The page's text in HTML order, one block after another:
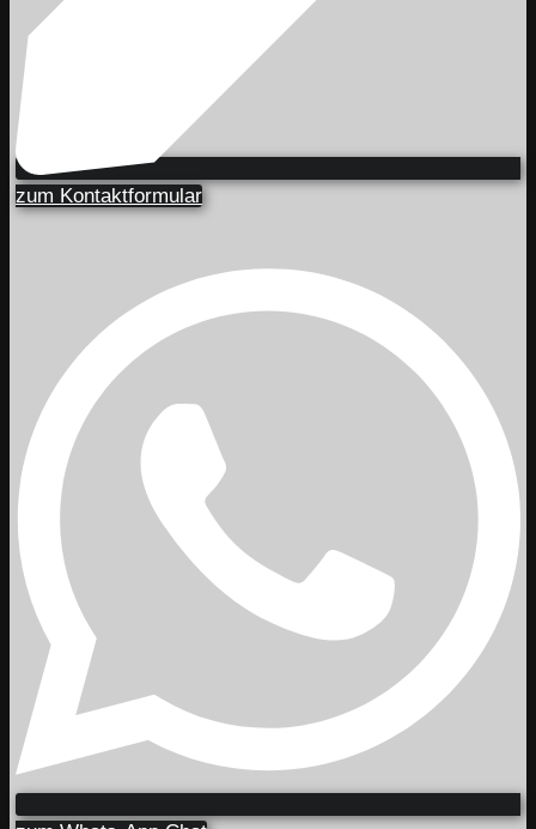
zum Kontaktformular